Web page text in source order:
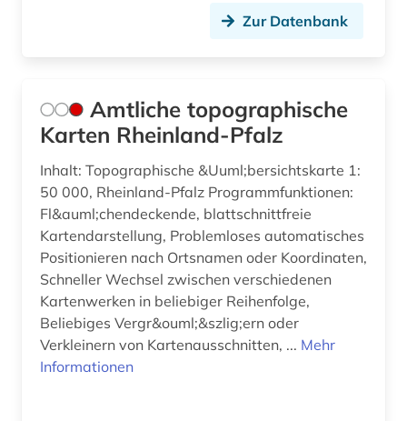
fluchtbewegungen (1)
flugbild (1)
flurnamen (1)
fontane, theodor | schriftsteller; übersetzer;
schriftsteller; kabarettist; journalist; kritiker;
theaterkritiker; kriegsberichterstatter; apotheker;
librettist; historiker; romancier (1)
forschung (3)
forschungsdaten (3)
Zur Datenbank
Amtliche topographische
Karten Rheinland-Pfalz
Inhalt: Topographische &Uuml;bersichtskarte 1:
50 000, Rheinland-Pfalz Programmfunktionen:
Fl&auml;chendeckende, blattschnittfreie
Kartendarstellung, Problemloses automatisches
Positionieren nach Ortsnamen oder Koordinaten,
Schneller Wechsel zwischen verschiedenen
Kartenwerken in beliebiger Reihenfolge,
Beliebiges Vergr&ouml;&szlig;ern oder
Verkleinern von Kartenausschnitten, ... Mehr
Informationen